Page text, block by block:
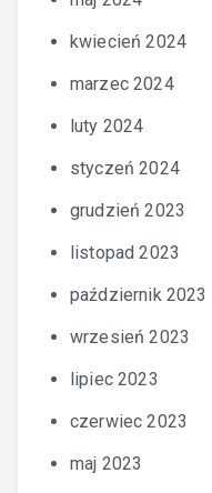
kwiecień 2024
marzec 2024
luty 2024
styczeń 2024
grudzień 2023
listopad 2023
październik 2023
wrzesień 2023
lipiec 2023
czerwiec 2023
maj 2023